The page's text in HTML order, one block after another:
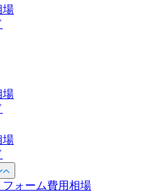
場
場
場
ォーム費用相場